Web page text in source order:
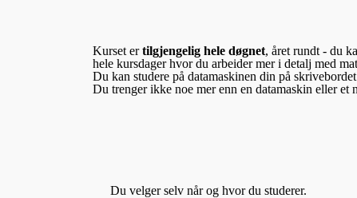
Kurset ertilgjengelig hele døgnet, året rundt - du
hele kursdager hvor du arbeider mer i detalj med
Du kan studere på datamaskinen din på
Du trenger ikke noe mer enn en datamaskin eller et
Du velger selv når og hvor du studerer.